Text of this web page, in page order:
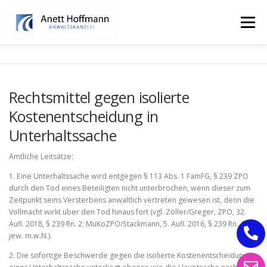
Inhalt
springen
Menü
ERBRECHT
Rechtsmittel gegen isolierte
Kostenentscheidung in
Unterhaltssache
Amtliche Leitsätze:
1. Eine Unterhaltssache wird entgegen § 113 Abs. 1 FamFG, § 239 ZPO
durch den Tod eines Beteiligten nicht unterbrochen, wenn dieser zum
Zeitpunkt seins Versterbens anwaltlich vertreten gewesen ist, denn die
Vollmacht wirkt über den Tod hinaus fort (vgl. Zöller/Greger, ZPO, 32.
Aufl. 2018, § 239 Rn. 2; MüKoZPO/Stackmann, 5. Aufl. 2016, § 239 Rn. 4,
jew. m.w.N.).
2. Die sofortige Beschwerde gegen die isolierte Kostenentscheidung in